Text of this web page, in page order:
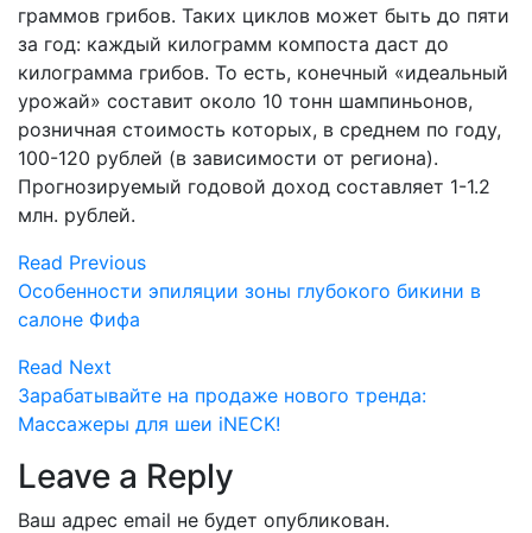
граммов грибов. Таких циклов может быть до пяти
за год: каждый килограмм компоста даст до
килограмма грибов. То есть, конечный «идеальный
урожай» составит около 10 тонн шампиньонов,
розничная стоимость которых, в среднем по году,
100-120 рублей (в зависимости от региона).
Прогнозируемый годовой доход составляет 1-1.2
млн. рублей.
Read Previous
Особенности эпиляции зоны глубокого бикини в
салоне Фифа
Read Next
Зарабатывайте на продаже нового тренда:
Массажеры для шеи iNECK!
Leave a Reply
Ваш адрес email не будет опубликован.